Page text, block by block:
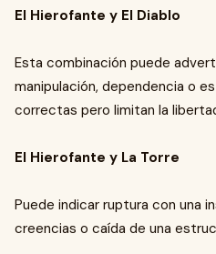
El Hierofante y El Diablo
Esta combinación puede
manipulación, dependencia o
correctas pero limitan la
El Hierofante y La Torre
Puede indicar ruptura con una
creencias o caída de una